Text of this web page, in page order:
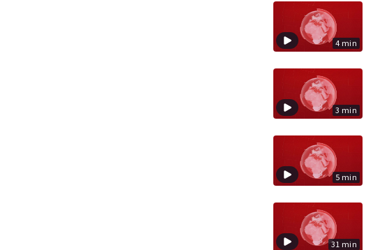
4 min
3 min
5 min
31 min